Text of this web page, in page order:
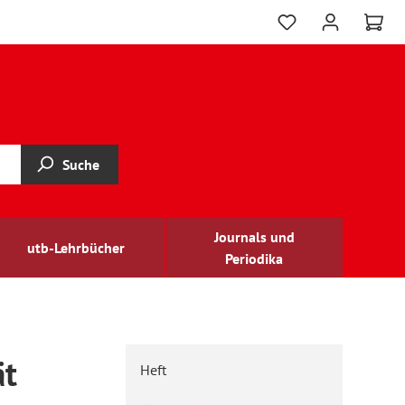
Suche
utb-Lehrbücher
Journals und
Periodika
Heft